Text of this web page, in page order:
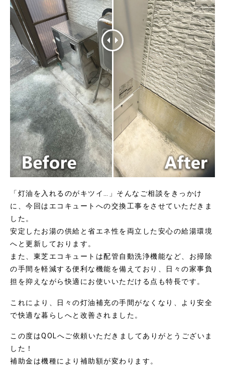
「灯油を入れるのがキツイ…」そんなご相談をきっかけ
に、今回はエコキュートへの交換工事をさせていただきま
した。
安定したお湯の供給と省エネ性を両立した安心の給湯環境
へと更新しております。
また、東芝エコキュートは配管自動洗浄機能など、お掃除
の手間を軽減する便利な機能を備えており、日々の家事負
担を抑えながら快適にお使いいただける点も特長です。
これにより、日々の灯油補充の手間がなくなり、より安全
で快適な暮らしへと改善されました。
この度はQOLへご依頼いただきましてありがとうございま
した！
補助金は機種により補助額が変わります。